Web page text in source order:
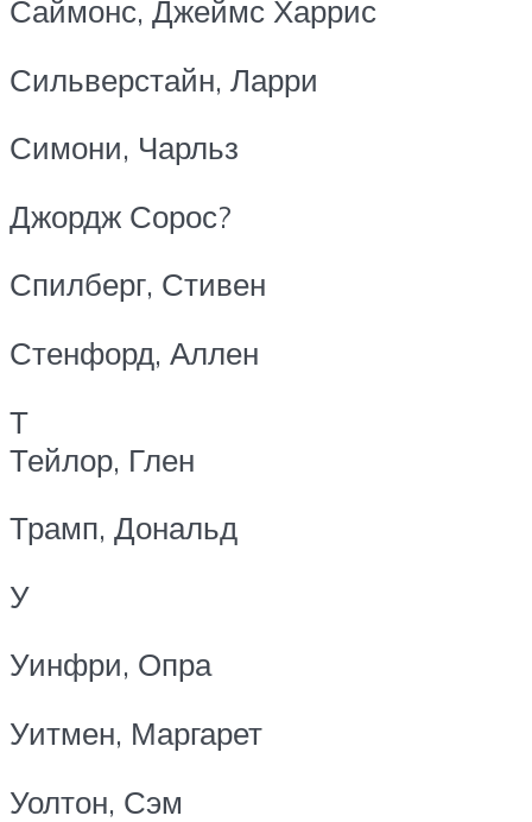
Саймонс, Джеймс Харрис
Сильверстайн, Ларри
Симони, Чарльз
Джордж Сорос?
Спилберг, Стивен
Стенфорд, Аллен
Т
Тейлор, Глен
Трамп, Дональд
У
Уинфри, Опра
Уитмен, Маргарет
Уолтон, Сэм